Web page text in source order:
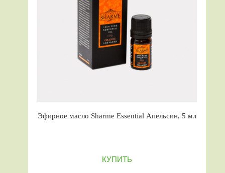
Эфирное масло Sharme Essential Апельсин, 5 мл
КУПИТЬ